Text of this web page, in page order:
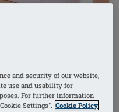
1/6
and security of our website,
use and usability for
For further information
Settings". Cookie Policy